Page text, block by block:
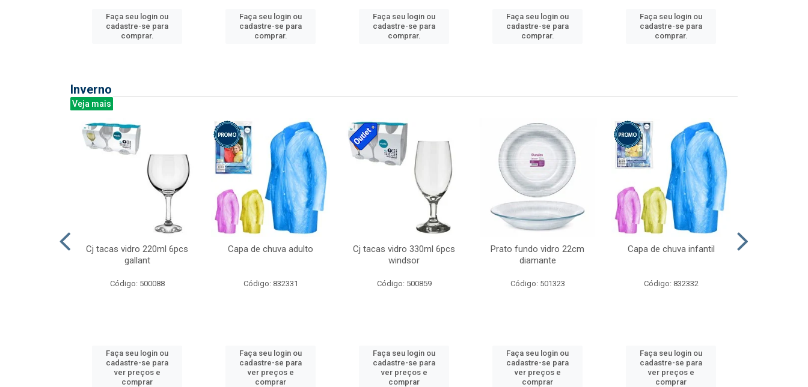
Faça seu login ou
cadastre-se para
comprar.
Faça seu login ou
cadastre-se para
comprar.
Faça seu login ou
cadastre-se para
comprar.
Faça seu login ou
cadastre-se para
comprar.
Faça seu login ou
cadastre-se para
comprar.
Inverno
Veja mais
Cj tacas vidro 220ml 6pcs
gallant
Código: 500088
Faça seu login ou
cadastre-se para
ver preços e
comprar
Capa de chuva adulto
Código: 832331
Faça seu login ou
cadastre-se para
ver preços e
comprar
Cj tacas vidro 330ml 6pcs
windsor
Código: 500859
Faça seu login ou
cadastre-se para
ver preços e
comprar
Prato fundo vidro 22cm
diamante
Código: 501323
Faça seu login ou
cadastre-se para
ver preços e
comprar
Capa de chuva infantil
Código: 832332
Faça seu login ou
cadastre-se para
ver preços e
comprar